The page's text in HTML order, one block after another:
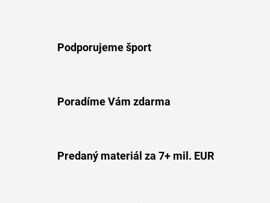
Podporujeme šport
Poradíme Vám zdarma
Predaný materiál za 7+ mil. EUR